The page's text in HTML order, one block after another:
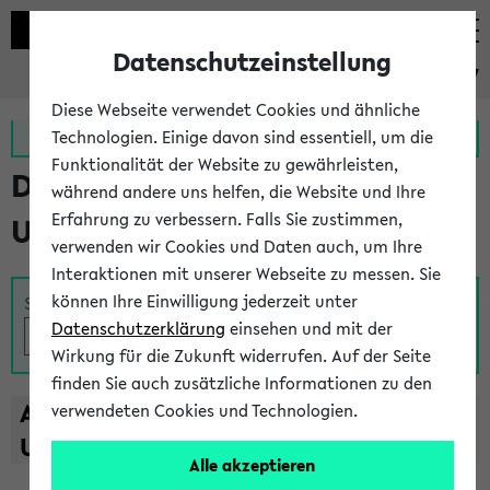
eKVV
Zur MeineUni App Zum MeineUni Portal
Das Lehrangebot der
Universität Bielefeld
Suche
A B C D E F G H I J K L M N O
U
V W X Y
Z
Datenschutzeinstellung
Diese Webseite verwendet Cookies und ähnliche
Technologien. Einige davon sind essentiell, um die
Funktionalität der Website zu gewährleisten,
während andere uns helfen, die Website und Ihre
Erfahrung zu verbessern. Falls Sie zustimmen,
verwenden wir Cookies und Daten auch, um Ihre
Interaktionen mit unserer Webseite zu messen. Sie
können Ihre Einwilligung jederzeit unter
Datenschutzerklärung einsehen und mit der
Wirkung für die Zukunft widerrufen. Auf der Seite
finden Sie auch zusätzliche Informationen zu den
verwendeten Cookies und Technologien.
Alle akzeptieren